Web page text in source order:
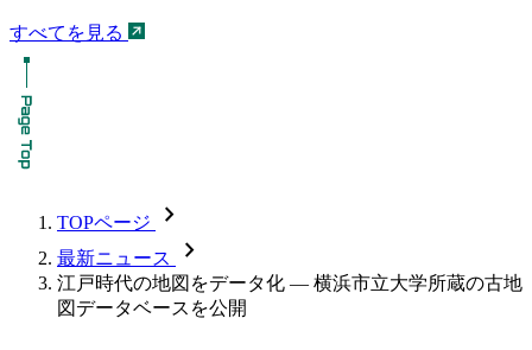
すべてを見る
TOPページ chevron_forward
最新ニュース chevron_forward
江戸時代の地図をデータ化 — 横浜市立大学所蔵の古地
図データベースを公開